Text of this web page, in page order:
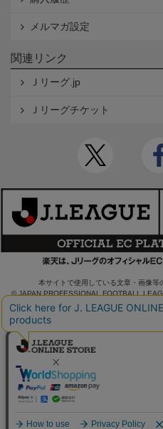
メルマガ設定
関連リンク
Ｊリーグ.jp
Ｊリーグチケット
本サイトで使用している文章・画像等
© JAPAN PROFESSIONAL FOOTBALL